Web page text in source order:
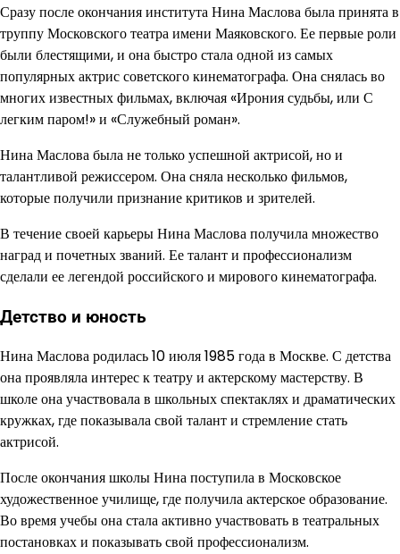
Сразу после окончания института Нина Маслова была принята в
труппу Московского театра имени Маяковского. Ее первые роли
были блестящими, и она быстро стала одной из самых
популярных актрис советского кинематографа. Она снялась во
многих известных фильмах, включая «Ирония судьбы, или С
легким паром!» и «Служебный роман».
Нина Маслова была не только успешной актрисой, но и
талантливой режиссером. Она сняла несколько фильмов,
которые получили признание критиков и зрителей.
В течение своей карьеры Нина Маслова получила множество
наград и почетных званий. Ее талант и профессионализм
сделали ее легендой российского и мирового кинематографа.
Детство и юность
Нина Маслова родилась 10 июля 1985 года в Москве. С детства
она проявляла интерес к театру и актерскому мастерству. В
школе она участвовала в школьных спектаклях и драматических
кружках, где показывала свой талант и стремление стать
актрисой.
После окончания школы Нина поступила в Московское
художественное училище, где получила актерское образование.
Во время учебы она стала активно участвовать в театральных
постановках и показывать свой профессионализм.